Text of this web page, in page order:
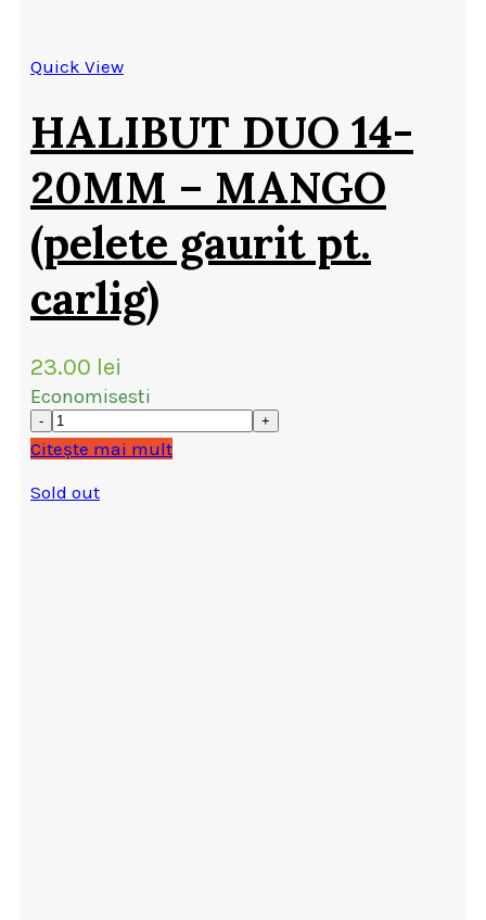
Quick View
HALIBUT DUO 14-
20MM – MANGO
(pelete gaurit pt.
carlig)
23.00 lei
Economisesti
Citește mai mult
Sold out